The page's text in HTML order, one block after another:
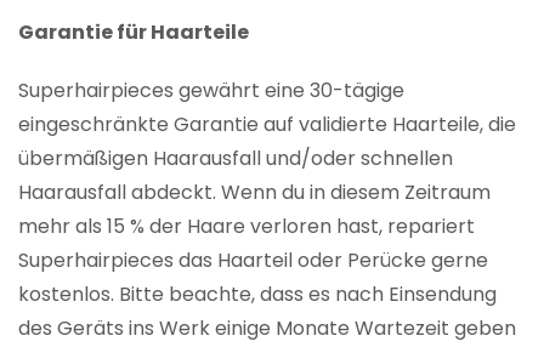
Garantie für Haarteile
Superhairpieces gewährt eine 30-tägige
eingeschränkte Garantie auf validierte Haarteile, die
übermäßigen Haarausfall und/oder schnellen
Haarausfall abdeckt. Wenn du in diesem Zeitraum
mehr als 15 % der Haare verloren hast, repariert
Superhairpieces das Haarteil oder Perücke gerne
kostenlos. Bitte beachte, dass es nach Einsendung
des Geräts ins Werk einige Monate Wartezeit geben